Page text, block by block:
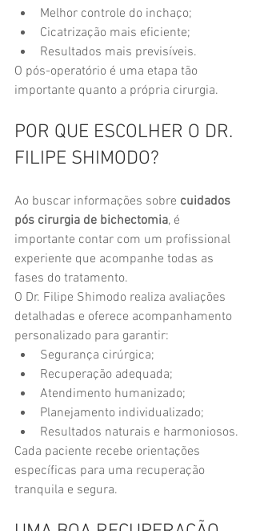
Melhor controle do inchaço;
Cicatrização mais eficiente;
Resultados mais previsíveis.
O pós-operatório é uma etapa tão
importante quanto a própria cirurgia.
POR QUE ESCOLHER O DR.
FILIPE SHIMODO?
Ao buscar informações sobre cuidados
pós cirurgia de bichectomia, é
importante contar com um profissional
experiente que acompanhe todas as
fases do tratamento.
O Dr. Filipe Shimodo realiza avaliações
detalhadas e oferece acompanhamento
personalizado para garantir:
Segurança cirúrgica;
Recuperação adequada;
Atendimento humanizado;
Planejamento individualizado;
Resultados naturais e harmoniosos.
Cada paciente recebe orientações
específicas para uma recuperação
tranquila e segura.